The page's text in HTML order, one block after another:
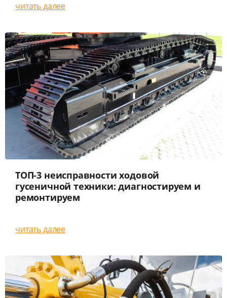
читать далее
ТОП-3 неисправности ходовой
гусеничной техники: диагностируем и
ремонтируем
читать далее